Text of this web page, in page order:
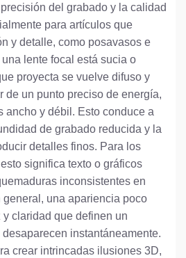
del grabado y la calidad
para artículos que
y detalle, como posavasos e
lente focal está sucia o
proyecta se vuelve difuso y
de un punto preciso de energía,
ancho y débil. Esto conduce a
de grabado reducida y la
detalles finos. Para los
significa texto o gráficos
inconsistentes en
general, una apariencia poco
claridad que definen un
instantáneamente.
crear intrincadas ilusiones 3D,